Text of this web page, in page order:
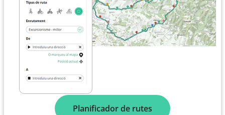
Planificador de rutes